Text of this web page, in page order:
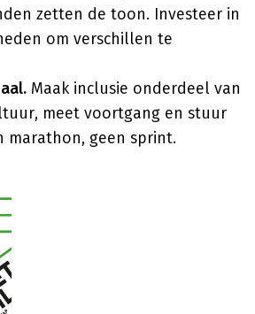
zetten de toon. Investeer in
om verschillen te
Maak inclusie onderdeel van
meet voortgang en stuur
marathon, geen sprint.